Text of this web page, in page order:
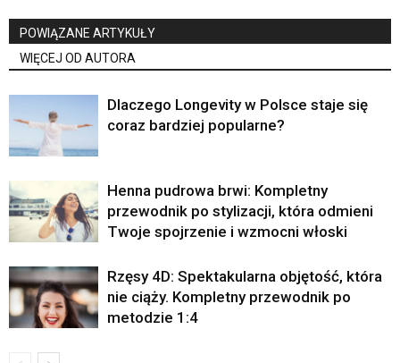
POWIĄZANE ARTYKUŁY
WIĘCEJ OD AUTORA
Dlaczego Longevity w Polsce staje się
coraz bardziej popularne?
Henna pudrowa brwi: Kompletny
przewodnik po stylizacji, która odmieni
Twoje spojrzenie i wzmocni włoski
Rzęsy 4D: Spektakularna objętość, która
nie ciąży. Kompletny przewodnik po
metodzie 1:4